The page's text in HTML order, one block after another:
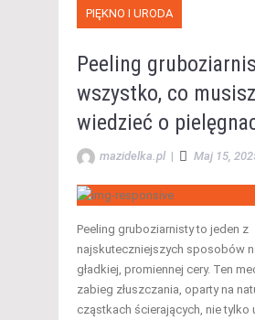
PIĘKNO I URODA
Peeling
wszystko, co musisz
wiedzieć o
mazidelka.pl | Maj 15,
Peeling gruboziarnisty to jeden z
najskuteczniejszych sposobów
gładkiej, promiennej cery. Ten
zabieg złuszczania, oparty na
cząstkach ścierających, nie tylko